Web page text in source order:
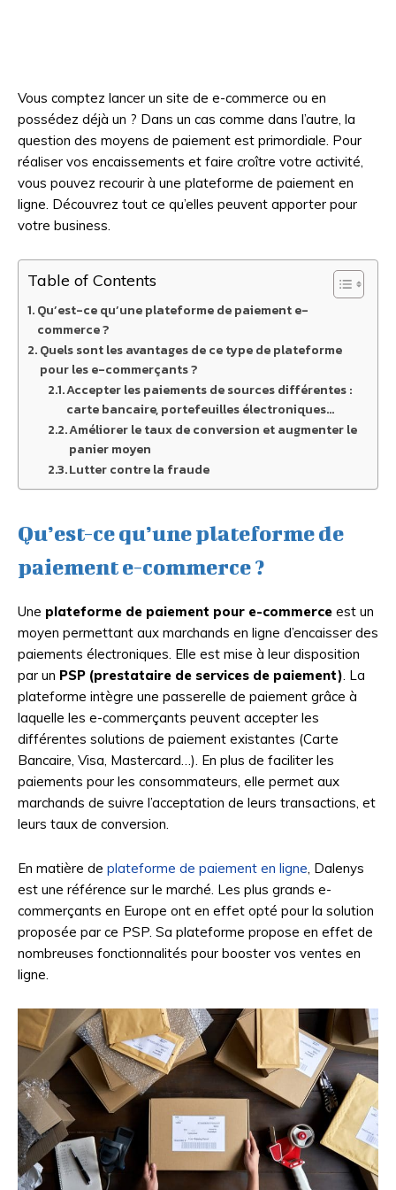
Vous comptez lancer un site de e-commerce ou en
possédez déjà un ? Dans un cas comme dans l’autre, la
question des moyens de paiement est primordiale. Pour
réaliser vos encaissements et faire croître votre activité,
vous pouvez recourir à une plateforme de paiement en
ligne. Découvrez tout ce qu’elles peuvent apporter pour
votre business.
Table of Contents
Qu’est-ce qu’une plateforme de paiement e-
commerce ?
Quels sont les avantages de ce type de plateforme
pour les e-commerçants ?
Accepter les paiements de sources différentes :
carte bancaire, portefeuilles électroniques…
Améliorer le taux de conversion et augmenter le
panier moyen
Lutter contre la fraude
Qu’est-ce qu’une plateforme de
paiement e-commerce ?
Une plateforme de paiement pour e-commerce est un
moyen permettant aux marchands en ligne d’encaisser des
paiements électroniques. Elle est mise à leur disposition
par un PSP (prestataire de services de paiement) . La
plateforme intègre une passerelle de paiement grâce à
laquelle les e-commerçants peuvent accepter les
différentes solutions de paiement existantes (Carte
Bancaire, Visa, Mastercard…). En plus de faciliter les
paiements pour les consommateurs, elle permet aux
marchands de suivre l’acceptation de leurs transactions, et
leurs taux de conversion.
En matière de plateforme de paiement en ligne , Dalenys
est une référence sur le marché. Les plus grands e-
commerçants en Europe ont en effet opté pour la solution
proposée par ce PSP. Sa plateforme propose en effet de
nombreuses fonctionnalités pour booster vos ventes en
ligne.